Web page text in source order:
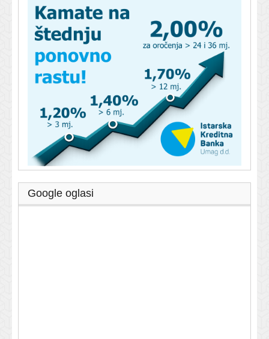
Google oglasi